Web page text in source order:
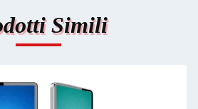
Simili